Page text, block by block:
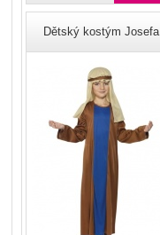
Dětský kostým Josefa